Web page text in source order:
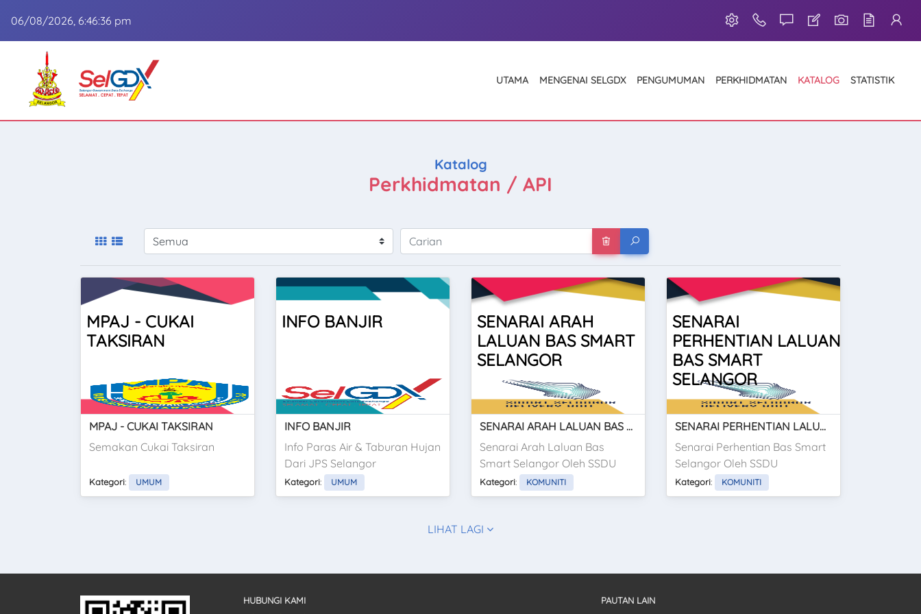
06/08/2026, 6:46:36 pm
UTAMA MENGENAI SELGDX PENGUMUMAN PERKHIDMATAN KATALOG STATISTIK
Katalog
Perkhidmatan / API
MPAJ - CUKAI
TAKSIRAN
MPAJ - CUKAI TAKSIRAN
Semakan Cukai Taksiran
Kategori: UMUM
INFO BANJIR
INFO BANJIR
Info Paras Air & Taburan Hujan
Dari JPS Selangor
Kategori: UMUM
SENARAI ARAH
LALUAN BAS SMART
SELANGOR
SENARAI ARAH LALUAN BAS SMART SELANGOR
Senarai Arah Laluan Bas
Smart Selangor Oleh SSDU
Kategori: KOMUNITI
SENARAI
PERHENTIAN LALUAN
BAS SMART
SELANGOR
SENARAI PERHENTIAN LALUAN BAS SMART SELANGOR
Senarai Perhentian Bas Smart
Selangor Oleh SSDU
Kategori: KOMUNITI
LIHAT LAGI
HUBUNGI KAMI
PAUTAN LAIN